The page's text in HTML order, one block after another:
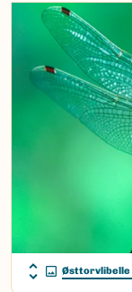
Østtorvlibelle